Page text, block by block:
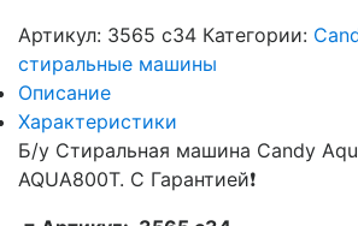
Артикул: 3565 c34 Категории:
стиральные машины
Описание
Характеристики
Б/у Стиральная машина Candy
AQUA800T. С Гарантией❗